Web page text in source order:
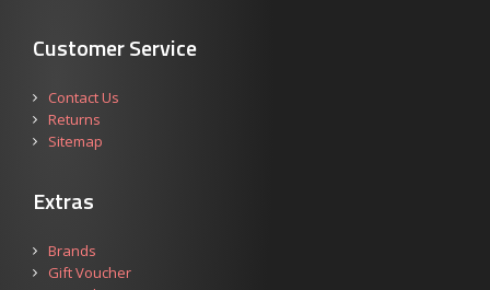
Customer Service
Contact Us
Returns
Sitemap
Extras
Brands
Gift Voucher